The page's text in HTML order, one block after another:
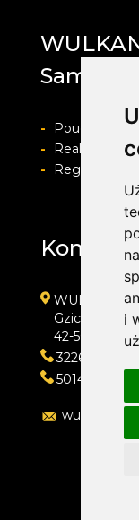
i
-
Pouczenie o
-
Realizacja
-
Regulamin i
Kontakt
WULKAN-
Gzichowska
42-504
322692033
501410313
wulkan-